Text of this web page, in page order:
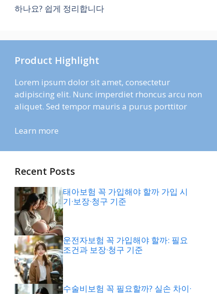
하나요? 쉽게 정리합니다
Product Highlight
Lorem ipsum dolor sit amet, consectetur
adipiscing elit. Nunc imperdiet rhoncus arcu non
aliquet. Sed tempor mauris a purus porttitor
Learn more
Recent Posts
태아보험 꼭 가입해야 할까 가입 시
기·보장·청구 기준
운전자보험 꼭 가입해야 할까: 필요
조건과 보장·청구 기준
수술비보험 꼭 필요할까? 실손 차이·